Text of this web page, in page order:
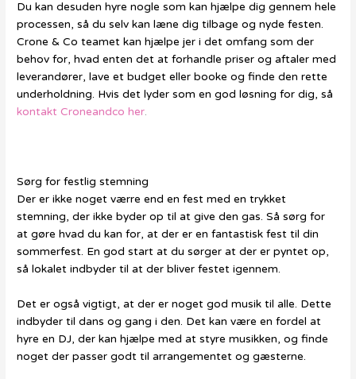
Du kan desuden hyre nogle som kan hjælpe dig gennem hele
processen, så du selv kan læne dig tilbage og nyde festen.
Crone & Co teamet kan hjælpe jer i det omfang som der
behov for, hvad enten det at forhandle priser og aftaler med
leverandører, lave et budget eller booke og finde den rette
underholdning. Hvis det lyder som en god løsning for dig, så
kontakt Croneandco her.
Sørg for festlig stemning
Der er ikke noget værre end en fest med en trykket
stemning, der ikke byder op til at give den gas. Så sørg for
at gøre hvad du kan for, at der er en fantastisk fest til din
sommerfest. En god start at du sørger at der er pyntet op,
så lokalet indbyder til at der bliver festet igennem.
Det er også vigtigt, at der er noget god musik til alle. Dette
indbyder til dans og gang i den. Det kan være en fordel at
hyre en DJ, der kan hjælpe med at styre musikken, og finde
noget der passer godt til arrangementet og gæsterne.